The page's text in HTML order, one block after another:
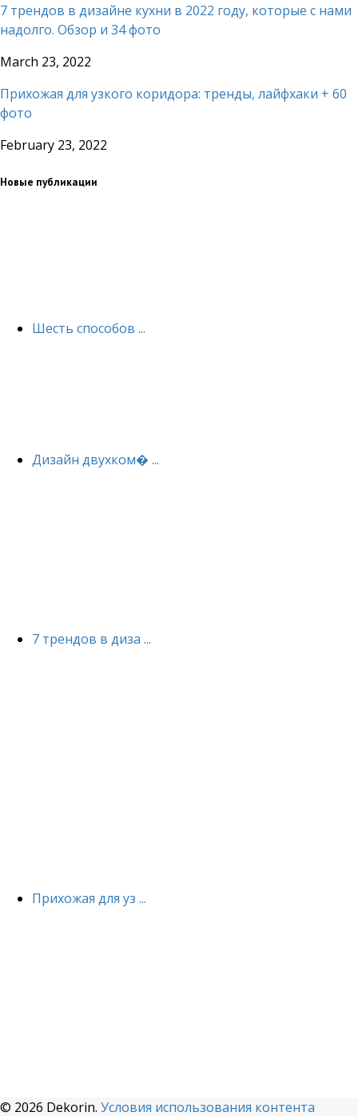
7 трендов в дизайне кухни в 2022 году, которые с нами
надолго. Обзор и 34 фото
March 23, 2022
Прихожая для узкого коридора: тренды, лайфхаки + 60
фото
February 23, 2022
Новые публикации
Шесть способов ...
Дизайн двухком� ...
7 трендов в диза ...
Прихожая для уз ...
© 2026 Dekorin. Условия использования контента